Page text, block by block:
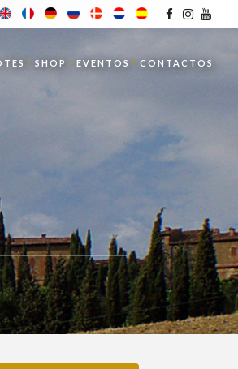
SHOP EVENTOS CONTACTOS